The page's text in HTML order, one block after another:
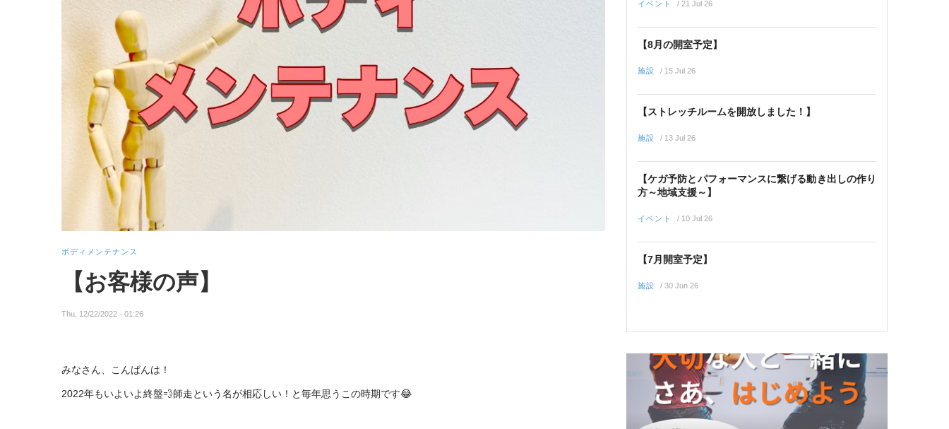
ボディメンテナンス
【お客様の声】
Thu, 12/22/2022 - 01:26
みなさん、こんばんは！
2022年もいよいよ終盤💨師走という名が相応しい！と毎年思うこの時期です😂
イベント / 21 Jul 26
【8月の開室予定】
施設 / 15 Jul 26
【ストレッチルームを開放しました！】
施設 / 13 Jul 26
【ケガ予防とパフォーマンスに繋げる動き出しの作り
方～地域支援～】
イベント / 10 Jul 26
【7月開室予定】
施設 / 30 Jun 26